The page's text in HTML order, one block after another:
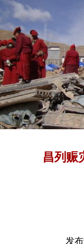
昌列赈
发